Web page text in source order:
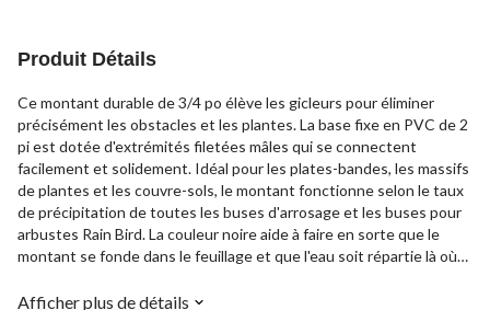
Produit Détails
Ce montant durable de 3/4 po élève les gicleurs pour éliminer
précisément les obstacles et les plantes. La base fixe en PVC de 2
pi est dotée d'extrémités filetées mâles qui se connectent
facilement et solidement. Idéal pour les plates-bandes, les massifs
de plantes et les couvre-sols, le montant fonctionne selon le taux
de précipitation de toutes les buses d'arrosage et les buses pour
arbustes Rain Bird. La couleur noire aide à faire en sorte que le
montant se fonde dans le feuillage et que l'eau soit répartie là où
Afficher plus de détails